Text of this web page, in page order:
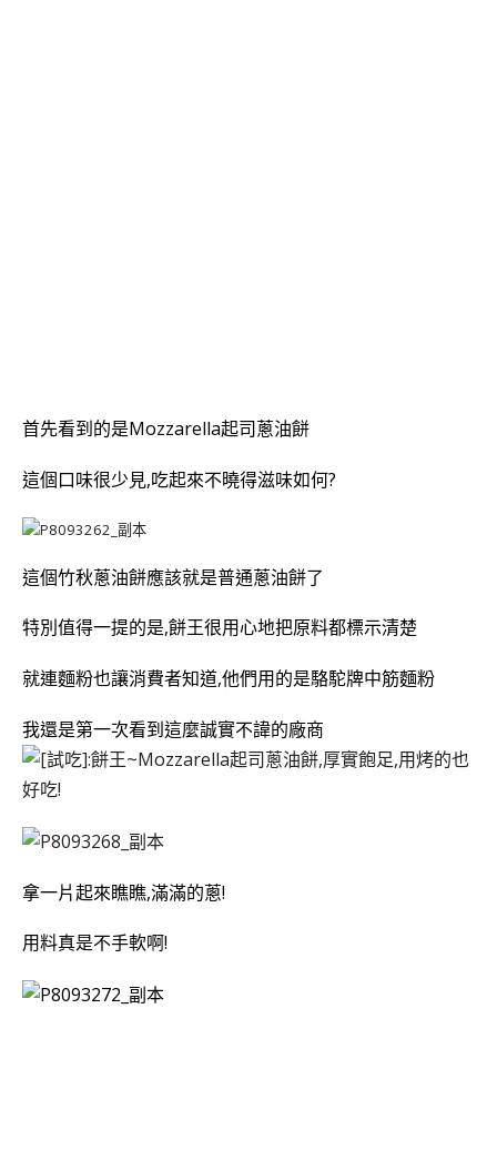
首先看到的是Mozzarella起司蔥油餅
這個口味很少見,吃起來不曉得滋味如何?
這個竹秋蔥油餅應該就是普通蔥油餅了
特別值得一提的是,餅王很用心地把原料都標示清楚
就連麵粉也讓消費者知道,他們用的是駱駝牌中筋麵粉
我還是第一次看到這麼誠實不諱的廠商
拿一片起來瞧瞧,滿滿的蔥!
用料真是不手軟啊!